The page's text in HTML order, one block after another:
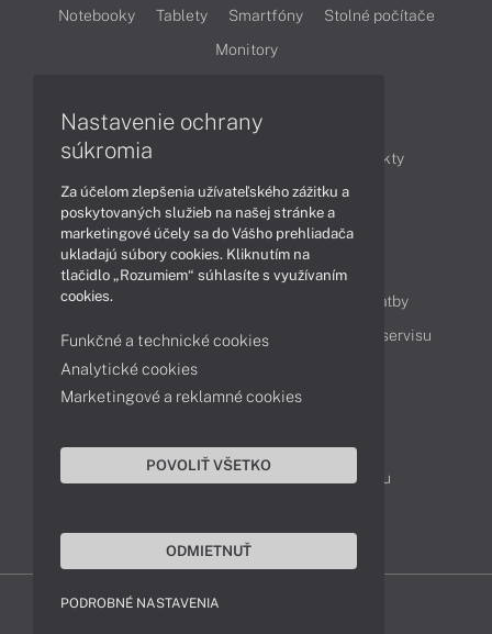
Notebooky Tablety Smartfóny
Stolné počítače
Monitory
Články
Obchodné informácie
Produkty
Technológie
Videá
Obsah
Ako nakupovať
Možnosti doručenia a platby
Podpora a servis
Servisné služby Cenník servisu
Kontakty
043 4224 771
Obchodné oddelenie
Reklamácia tovaru
Nastavenie ochrany
súkromia
Za účelom zlepšenia užívateľského zážitku a
poskytovaných služieb na našej stránke a
marketingové účely sa do Vášho prehliadača
ukladajú súbory cookies. Kliknutím na
tlačidlo „Rozumiem“ súhlasíte s využívaním
cookies.
Funkčné a technické cookies
Analytické cookies
Marketingové a reklamné cookies
POVOLIŤ VŠETKO
ODMIETNUŤ
PODROBNÉ NASTAVENIA